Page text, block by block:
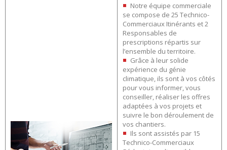
Notre équipe commerciale
se compose de 25 Technico-
Commerciaux Itinérants et 2
Responsables de
prescriptions répartis sur
l’ensemble du territoire.
Grâce à leur solide
expérience du génie
climatique, ils sont à vos côtés
pour vous informer, vous
conseiller, réaliser les offres
adaptées à vos projets et
suivre le bon déroulement de
vos chantiers.
Ils sont assistés par 15
Technico-Commerciaux